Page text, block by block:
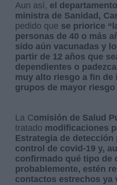
Aun así, el
ministra de Sanidad,
pedido que se priorice
personas de 40 o más
sido aún vacunadas y
partir de 12 años que
dependientes o
muy alto riesgo a fin de
grupos de mayor
La Comisión de Salud
tratado modificaciones
Estrategia de
control de covid-19 y,
confirmado qué tipo de
probablemente, estén
contactos estrechos ya